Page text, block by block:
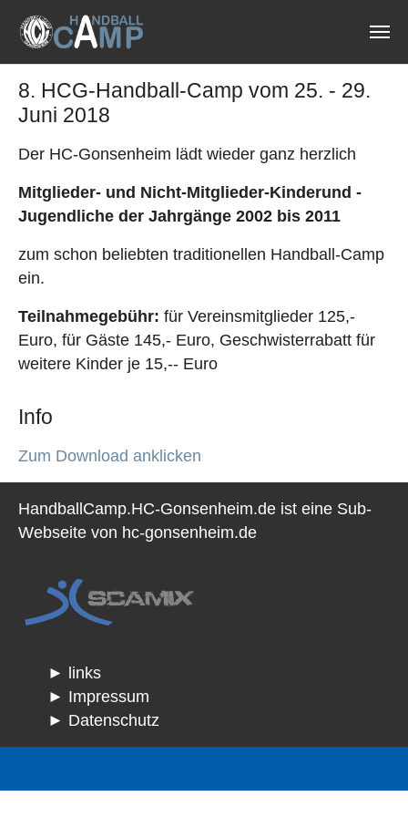
8. HCG-Handball-Camp vom 25. - 29.
Juni 2018
Der HC-Gonsenheim lädt wieder ganz herzlich
Mitglieder- und Nicht-Mitglieder-Kinderund -
Jugendliche der Jahrgänge 2002 bis 2011
zum schon beliebten traditionellen Handball-Camp
ein.
Teilnahmegebühr: für Vereinsmitglieder 125,-
Euro, für Gäste 145,- Euro, Geschwisterrabatt für
weitere Kinder je 15,-- Euro
Info
Zum Download anklicken
HandballCamp.HC-Gonsenheim.de ist eine Sub-
Webseite von hc-gonsenheim.de
links
Impressum
Datenschutz